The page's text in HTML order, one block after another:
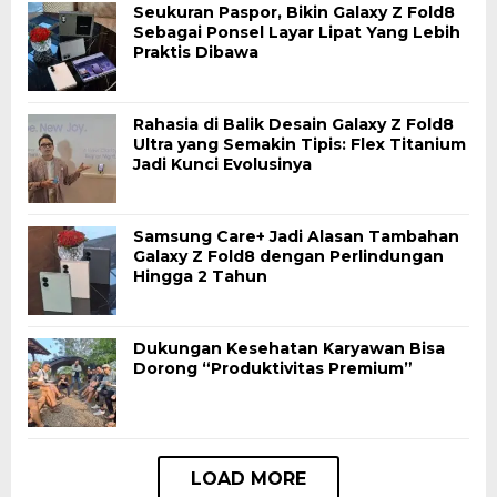
Seukuran Paspor, Bikin Galaxy Z Fold8
Sebagai Ponsel Layar Lipat Yang Lebih
Praktis Dibawa
Rahasia di Balik Desain Galaxy Z Fold8
Ultra yang Semakin Tipis: Flex Titanium
Jadi Kunci Evolusinya
Samsung Care+ Jadi Alasan Tambahan
Galaxy Z Fold8 dengan Perlindungan
Hingga 2 Tahun
Dukungan Kesehatan Karyawan Bisa
Dorong “Produktivitas Premium”